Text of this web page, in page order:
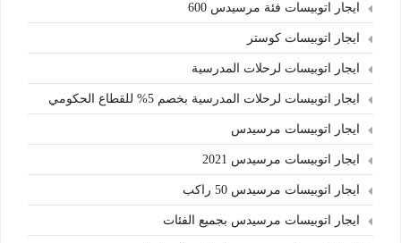
ايجار اتوبيسات فئة مرسيدس 600
ايجار اتوبيسات كوستر
ايجار اتوبيسات لرحلات المدرسية
ايجار اتوبيسات لرحلات المدرسية بخصم 5% للقطاع الحكومي
ايجار اتوبيسات مرسيدس
ايجار اتوبيسات مرسيدس 2021
ايجار اتوبيسات مرسيدس 50 راكب
ايجار اتوبيسات مرسيدس بجميع الفئات